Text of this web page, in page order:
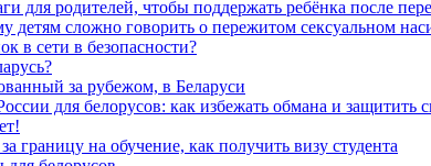
для родителей, чтобы поддержать ребёнка после
детям сложно говорить о пережитом сексуальном
в сети в безопасности?
за рубежом, в Беларуси
для белорусов: как избежать обмана и защитить
границу на обучение, как получить визу студента